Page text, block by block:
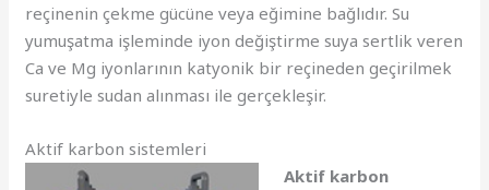
reçinenin çekme gücüne veya eğimine bağlıdır. Su
yumuşatma işleminde iyon değiştirme suya sertlik veren
Ca ve Mg iyonlarının katyonik bir reçineden geçirilmek
suretiyle sudan alınması ile gerçekleşir.
Aktif karbon sistemleri
Aktif karbon